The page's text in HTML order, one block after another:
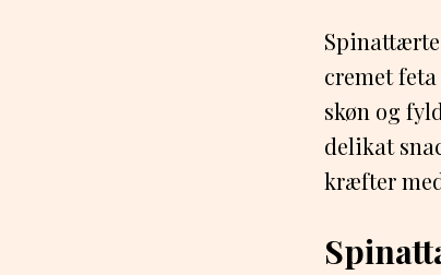
cremet
skøn og
delikat
kræfter